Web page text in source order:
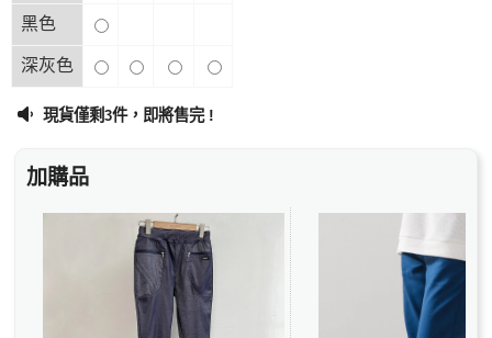
黑色
深灰色
現貨僅剩3件，即將售完 !
加購品